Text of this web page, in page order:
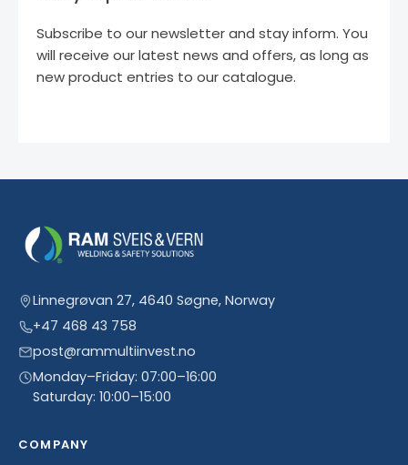
Subscribe to our newsletter and stay inform. You
will receive our latest news and offers, as long as
new product entries to our catalogue.
Linnegrøvan 27, 4640 Søgne, Norway
+47 468 43 758
post@rammultiinvest.no
Monday–Friday: 07:00–16:00
Saturday: 10:00–15:00
COMPANY